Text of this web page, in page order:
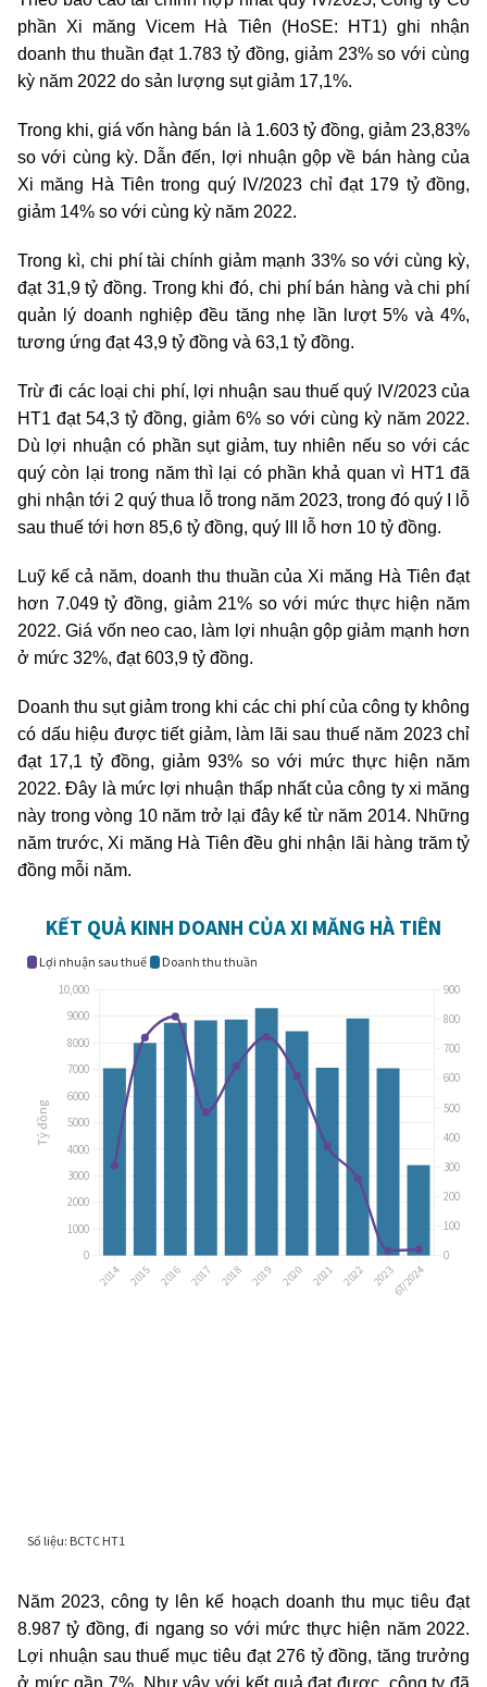
phần Xi măng Vicem Hà Tiên (HoSE: HT1) ghi nhận
doanh thu thuần đạt 1.783 tỷ đồng, giảm 23% so với cùng
kỳ năm 2022 do sản lượng sụt giảm 17,1%.
Trong khi, giá vốn hàng bán là 1.603 tỷ đồng, giảm 23,83%
so với cùng kỳ. Dẫn đến, lợi nhuận gộp về bán hàng của
Xi măng Hà Tiên trong quý IV/2023 chỉ đạt 179 tỷ đồng,
giảm 14% so với cùng kỳ năm 2022.
Trong kì, chi phí tài chính giảm mạnh 33% so với cùng kỳ,
đạt 31,9 tỷ đồng. Trong khi đó, chi phí bán hàng và chi phí
quản lý doanh nghiệp đều tăng nhẹ lần lượt 5% và 4%,
tương ứng đạt 43,9 tỷ đồng và 63,1 tỷ đồng.
Trừ đi các loại chi phí, lợi nhuận sau thuế quý IV/2023 của
HT1 đạt 54,3 tỷ đồng, giảm 6% so với cùng kỳ năm 2022.
Dù lợi nhuận có phần sụt giảm, tuy nhiên nếu so với các
quý còn lại trong năm thì lại có phần khả quan vì HT1 đã
ghi nhận tới 2 quý thua lỗ trong năm 2023, trong đó quý I lỗ
sau thuế tới hơn 85,6 tỷ đồng, quý III lỗ hơn 10 tỷ đồng.
Luỹ kế cả năm, doanh thu thuần của Xi măng Hà Tiên đạt
hơn 7.049 tỷ đồng, giảm 21% so với mức thực hiện năm
2022. Giá vốn neo cao, làm lợi nhuận gộp giảm mạnh hơn
ở mức 32%, đạt 603,9 tỷ đồng.
Doanh thu sụt giảm trong khi các chi phí của công ty không
có dấu hiệu được tiết giảm, làm lãi sau thuế năm 2023 chỉ
đạt 17,1 tỷ đồng, giảm 93% so với mức thực hiện năm
2022. Đây là mức lợi nhuận thấp nhất của công ty xi măng
này trong vòng 10 năm trở lại đây kể từ năm 2014. Những
năm trước, Xi măng Hà Tiên đều ghi nhận lãi hàng trăm tỷ
đồng mỗi năm.
Năm 2023, công ty lên kế hoạch doanh thu mục tiêu đạt
8.987 tỷ đồng, đi ngang so với mức thực hiện năm 2022.
Lợi nhuận sau thuế mục tiêu đạt 276 tỷ đồng, tăng trưởng
ở mức gần 7%. Như vậy với kết quả đạt được, công ty đã